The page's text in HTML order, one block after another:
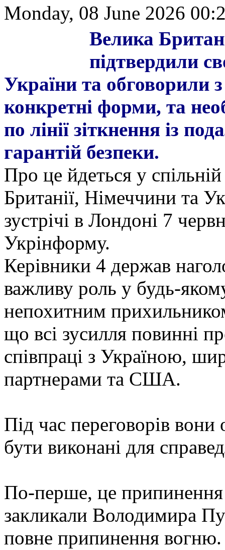
Monday, 08 June 2026
Велика
підтвердили
України та обговорили
конкретні форми, та
по лінії зіткнення із
гарантій безпеки.
Про це йдеться у спільній
Британії, Німеччини та
зустрічі в Лондоні 7
Укрінформу.
Керівники 4 держав
важливу роль у будь-
непохитним
що всі зусилля повинні
співпраці з Україною,
партнерами та США.
Під час переговорів
бути виконані для
По-перше, це припинення
закликали Володимира
повне припинення вогню.